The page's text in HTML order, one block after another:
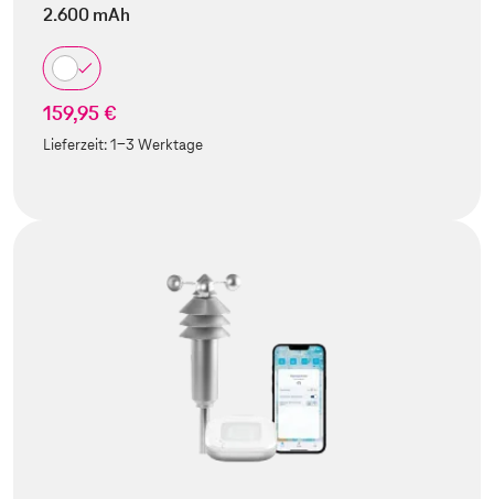
2.600 mAh
159,95 €
Lieferzeit:1-3 Werktage